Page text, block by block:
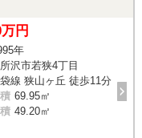
円
年
沢市若狭4丁目
線 狭山ヶ丘 徒歩11分
69.95㎡
49.20㎡